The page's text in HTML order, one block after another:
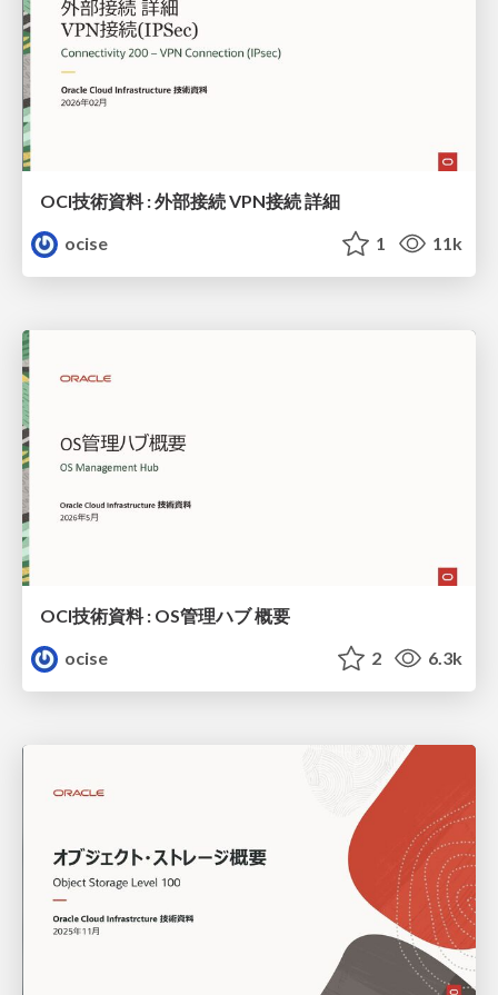
OCI技術資料 : 外部接続 VPN接続 詳細
ocise
1 11k
OCI技術資料 : OS管理ハブ 概要
ocise
2 6.3k